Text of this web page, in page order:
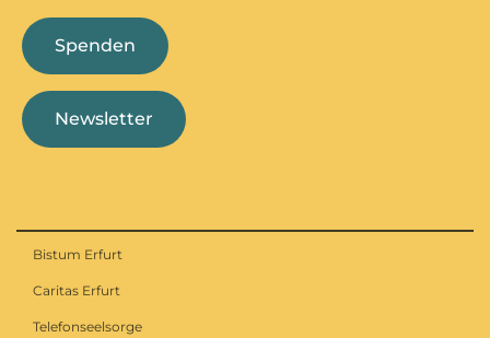
Spenden
Newsletter
Bistum Erfurt
Caritas Erfurt
Telefonseelsorge